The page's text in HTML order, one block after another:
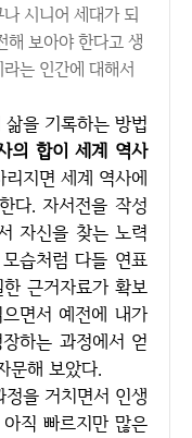
시니어 세대가 되
해 보아야 한다고 생
는 인간에 대해서
의 합이 세계 역사
지면 세계 역사에
다. 자서전을 작성
자신을 찾는 노력
습처럼 다들 연표
근거자료가 확보
면서 예전에 내가
하는 과정에서 얻
문해 보았다.
직 빠르지만 많은